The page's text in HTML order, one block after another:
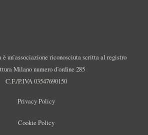
un’associazione riconosciuta scritta al registro
Milano numero d’ordine 285
C.F./P.IVA 03547690150
Privacy Policy
Cookie Policy